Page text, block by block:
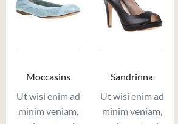
Moccasins
Ut wisi enim ad
minim veniam,
Sandrinna
Ut wisi enim ad
minim veniam,